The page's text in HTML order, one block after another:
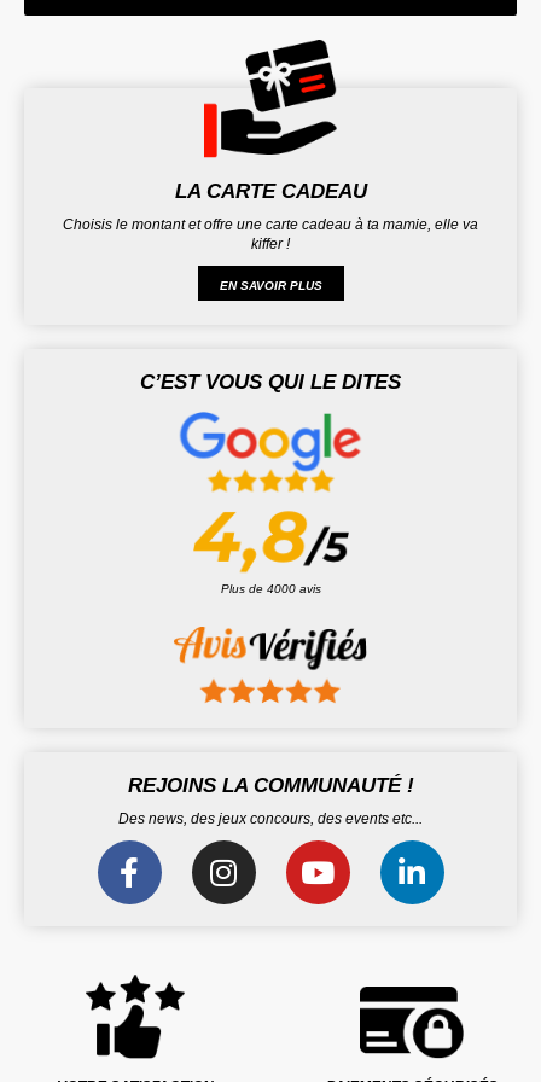
LA CARTE CADEAU
Choisis le montant et offre une carte cadeau à ta mamie, elle va
kiffer !
EN SAVOIR PLUS
C’EST VOUS QUI LE DITES
Plus de 4000 avis
REJOINS LA COMMUNAUTÉ !
Des news, des jeux concours, des events etc...